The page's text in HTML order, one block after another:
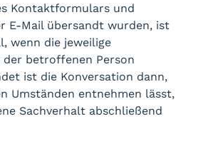
Kontaktformulars und
E-Mail übersandt wurden, ist
wenn die jeweilige
betroffenen Person
ist die Konversation dann,
Umständen entnehmen lässt,
Sachverhalt abschließend